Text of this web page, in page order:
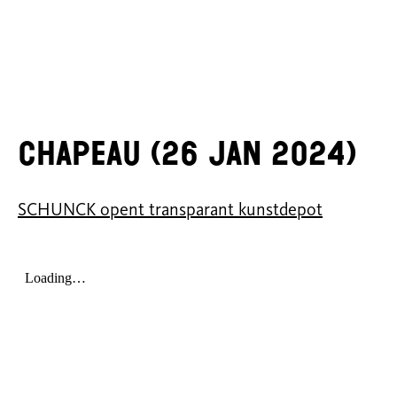
Chapeau (26 jan 2024)
SCHUNCK opent transparant kunstdepot